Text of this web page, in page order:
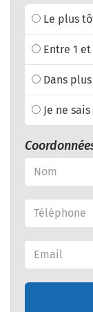
Le plus
Entre 1
Dans
Je ne